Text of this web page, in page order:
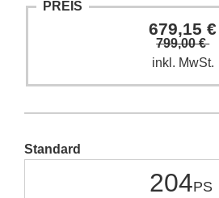
PREIS
679,15 €
799,00 €
inkl. MwSt.
Standard
204